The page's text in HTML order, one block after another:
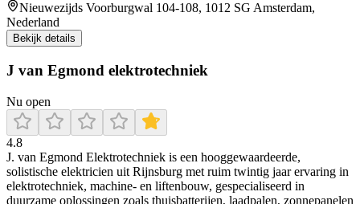
Nieuwezijds Voorburgwal 104-108, 1012 SG Amsterdam,
Nederland
Bekijk details
J van Egmond elektrotechniek
Nu open
4.8
J. van Egmond Elektrotechniek is een hooggewaardeerde,
solistische elektricien uit Rijnsburg met ruim twintig jaar ervaring in
elektrotechniek, machine‑ en liftenbouw, gespecialiseerd in
duurzame oplossingen zoals thuisbatterijen, laadpalen, zonnepanelen